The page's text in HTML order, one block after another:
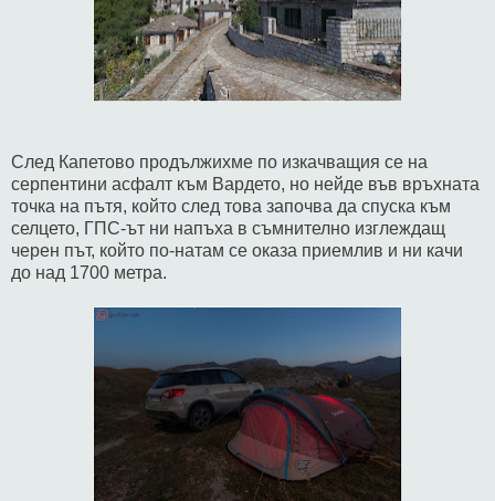
След Кaпетово продължихме по изкачващия се на
серпентини асфалт към Вардето, но нейде във връхната
точка на пътя, който след това започва да спуска към
селцето, ГПС-ът ни напъха в съмнително изглеждащ
черен път, който по-натам се оказа приемлив и ни качи
до над 1700 метра.